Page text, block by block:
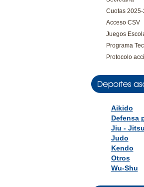
Cuotas 2025-
Acceso CSV
Juegos
Programa
Protocolo
Aikido
Defensa
Jiu - Jitsu
Judo
Kendo
Otros
Wu-Shu